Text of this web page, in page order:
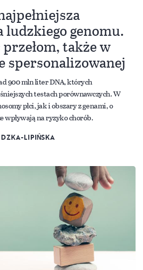
ludzkiego genomu.
także w
spersonalizowanej
900 mln liter DNA, których
testach porównawczych. W
płci, jak i obszary z genami, o
wpływają na ryzyko chorób.
LIPIŃSKA